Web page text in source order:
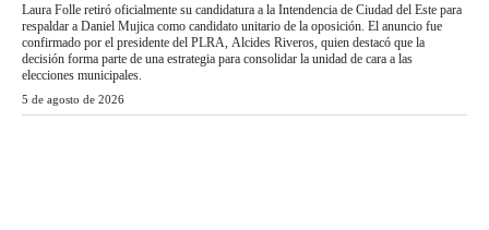
Laura Folle retiró oficialmente su candidatura a la Intendencia de Ciudad del Este para
respaldar a Daniel Mujica como candidato unitario de la oposición. El anuncio fue
confirmado por el presidente del PLRA, Alcides Riveros, quien destacó que la
decisión forma parte de una estrategia para consolidar la unidad de cara a las
elecciones municipales.
5 de agosto de 2026